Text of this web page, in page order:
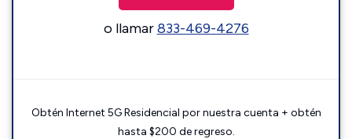
o llamar833-469-4276
Obtén Internet 5G Residencial por nuestra cuenta + obtén
hasta $200 de regreso.